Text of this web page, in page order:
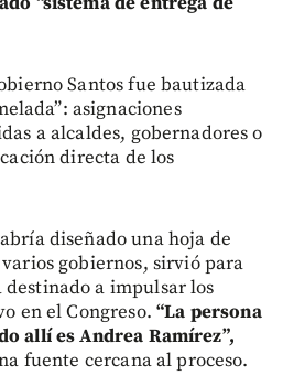
Santos fue bautizada
asignaciones
a alcaldes, gobernadores o
directa de los
diseñado una hoja de
gobiernos, sirvió para
destinado a impulsar los
en el Congreso. “La persona
allí es Andrea Ramírez”,
fuente cercana al proceso.